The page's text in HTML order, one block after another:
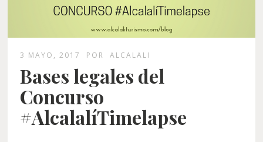
3 MAYO, 2017 POR ALCALALI
Bases legales del
Concurso
#AlcalalíTimelapse